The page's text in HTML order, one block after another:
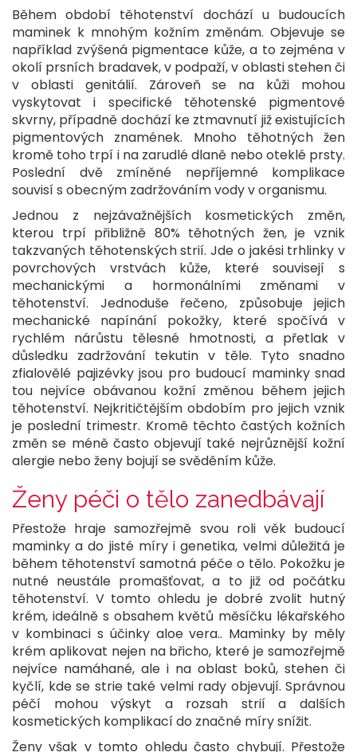
Během období těhotenství dochází u budoucích
maminek k mnohým kožním změnám. Objevuje se
například zvýšená pigmentace kůže, a to zejména v
okolí prsních bradavek, v podpaží, v oblasti stehen či
v oblasti genitálií. Zároveň se na kůži mohou
vyskytovat i specifické těhotenské pigmentové
skvrny, případně dochází ke ztmavnutí již existujících
pigmentových znamének. Mnoho těhotných žen
kromě toho trpí i na zarudlé dlaně nebo oteklé prsty.
Poslední dvě zmíněné nepříjemné komplikace
souvisí s obecným zadržováním vody v organismu.
Jednou z nejzávažnějších kosmetických změn,
kterou trpí přibližně 80% těhotných žen, je vznik
takzvaných těhotenských strií. Jde o jakési trhlinky v
povrchových vrstvách kůže, které souvisejí s
mechanickými a hormonálními změnami v
těhotenství. Jednoduše řečeno, způsobuje jejich
mechanické napínání pokožky, které spočívá v
rychlém nárůstu tělesné hmotnosti, a přetlak v
důsledku zadržování tekutin v těle. Tyto snadno
zfialovělé pajizévky jsou pro budoucí maminky snad
tou nejvíce obávanou kožní změnou během jejich
těhotenství. Nejkritičtějším obdobím pro jejich vznik
je poslední trimestr. Kromě těchto častých kožních
změn se méně často objevují také nejrůznější kožní
alergie nebo ženy bojují se svěděním kůže.
Ženy péči o tělo zanedbávají
Přestože hraje samozřejmě svou roli věk budoucí
maminky a do jisté míry i genetika, velmi důležitá je
během těhotenství samotná péče o tělo. Pokožku je
nutné neustále promašťovat, a to již od počátku
těhotenství. V tomto ohledu je dobré zvolit hutný
krém, ideálně s obsahem květů měsíčku lékařského
v kombinaci s účinky aloe vera.. Maminky by měly
krém aplikovat nejen na břicho, které je samozřejmě
nejvíce namáhané, ale i na oblast boků, stehen či
kyčlí, kde se strie také velmi rady objevují. Správnou
péčí mohou výskyt a rozsah strií a dalších
kosmetických komplikací do značné míry snížit.
Ženy však v tomto ohledu často chybují. Přestože